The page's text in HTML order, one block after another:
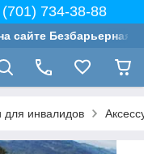
734-38-88
сайте Безбарьерная
инвалидов